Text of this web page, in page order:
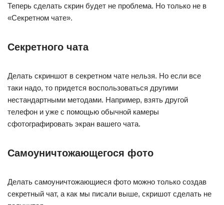
Теперь сделать скрин будет не проблема. Но только не в
«Секретном чате».
Секретного чата
Делать скриншот в секретном чате нельзя. Но если все
таки надо, то придется воспользоваться другими
нестандартными методами. Например, взять другой
телефон и уже с помощью обычной камеры
сфотографировать экран вашего чата.
Самоуничтожающегося фото
Делать самоуничтожающиеся фото можно только создав
секретный чат, а как мы писали выше, скришот сделать не